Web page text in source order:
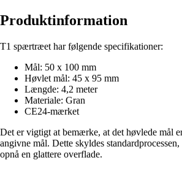
Produktinformation
T1 spærtræet har følgende specifikationer:
Mål: 50 x 100 mm
Høvlet mål: 45 x 95 mm
Længde: 4,2 meter
Materiale: Gran
CE24-mærket
Det er vigtigt at bemærke, at det høvlede mål
angivne mål. Dette skyldes
opnå en glattere overflade.